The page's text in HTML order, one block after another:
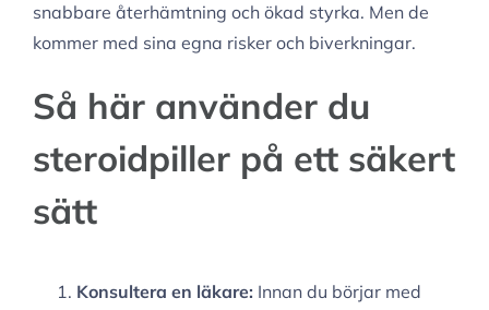
snabbare återhämtning och ökad styrka. Men de
kommer med sina egna risker och biverkningar.
Så här använder du
steroidpiller på ett säkert
sätt
Konsultera en läkare: Innan du börjar med